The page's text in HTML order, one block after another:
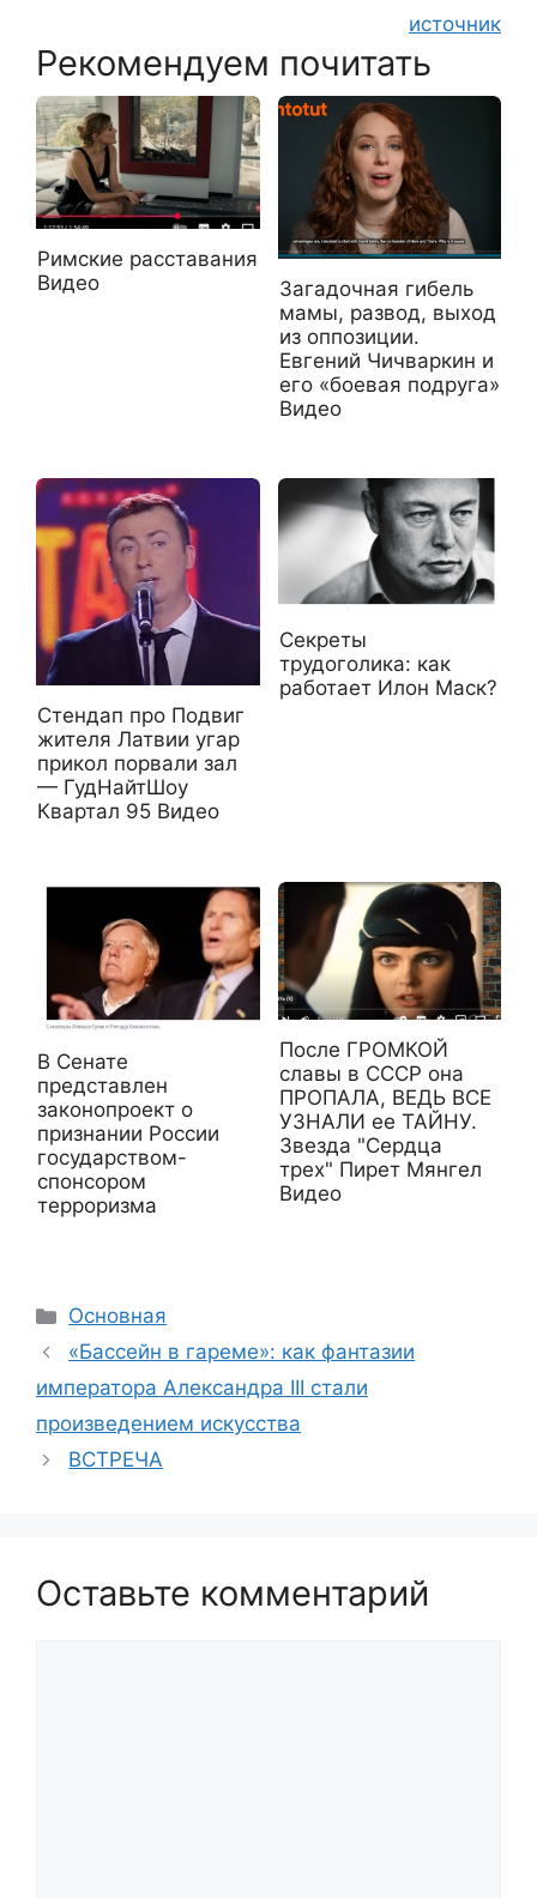
источник
Рекомендуем почитать
Римские расставания
Видео
Загадочная гибель
мамы, развод, выход
из оппозиции.
Евгений Чичваркин и
его «боевая подруга»
Видео
Стендап про Подвиг
жителя Латвии угар
прикол порвали зал
— ГудНайтШоу
Квартал 95 Видео
Секреты
трудоголика: как
работает Илон Маск?
В Сенате
представлен
законопроект о
признании России
государством-
спонсором
терроризма
После ГРОМКОЙ
славы в СССР она
ПРОПАЛА, ВЕДЬ ВСЕ
УЗНАЛИ ее ТАЙНУ.
Звезда "Сердца
трех" Пирет Мянгел
Видео
Рубрики
Основная
«Бассейн в гареме»: как фантазии
императора Александра III стали
произведением искусства
ВСТРЕЧА
Оставьте комментарий